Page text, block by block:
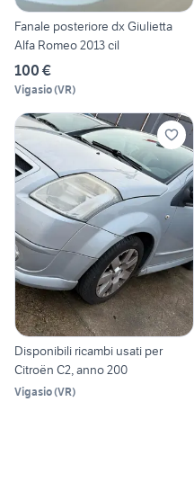
Fanale posteriore dx Giulietta
Alfa Romeo 2013 cil
100 €
Vigasio(VR)
Disponibili ricambi usati per
Citroën C2, anno 200
Vigasio(VR)